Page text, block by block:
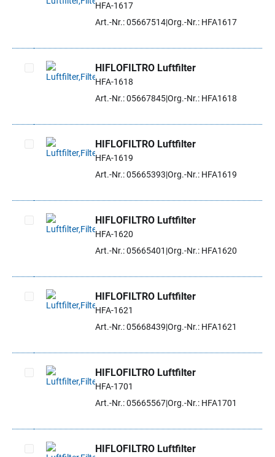
Artikel auswählen
HFA-1617
Art.-Nr.: 05667514Org.-Nr.: HFA1617
Artikel auswählen
HIFLOFILTRO Luftfilter
HFA-1618
Art.-Nr.: 05667845Org.-Nr.: HFA1618
Artikel auswählen
HIFLOFILTRO Luftfilter
HFA-1619
Art.-Nr.: 05665393 Org.-Nr.: HFA1619
Artikel auswählen
HIFLOFILTRO Luftfilter
HFA-1620
Art.-Nr.: 05665401 Org.-Nr.: HFA1620
Artikel auswählen
HIFLOFILTRO Luftfilter
HFA-1621
Art.-Nr.: 05668439 Org.-Nr.: HFA1621
Artikel auswählen
HIFLOFILTRO Luftfilter
HFA-1701
Art.-Nr.: 05665567Org.-Nr.: HFA1701
HIFLOFILTRO Luftfilter